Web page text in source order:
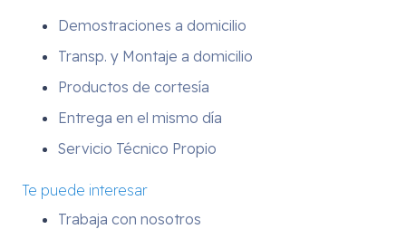
Demostraciones a domicilio
Transp. y Montaje a domicilio
Productos de cortesía
Entrega en el mismo día
Servicio Técnico Propio
Te puede interesar
Trabaja con nosotros